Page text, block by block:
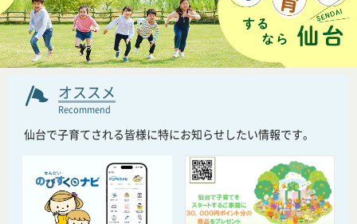
オススメ
Recommend
仙台で子育てされる皆様に特にお知らせしたい情報です。